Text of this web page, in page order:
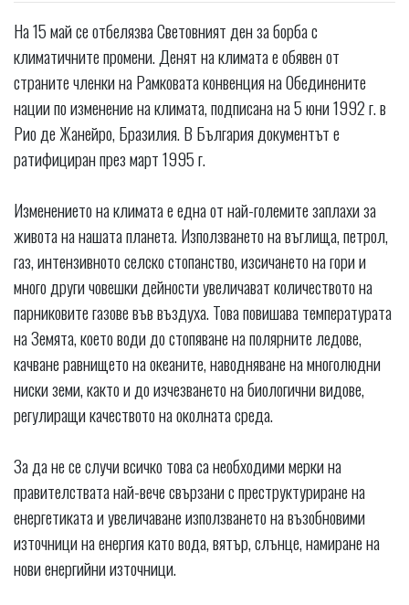
На 15 май се отбелязва Световният ден за борба с
климатичните промени. Денят на климата е обявен от
страните членки на Рамковата конвенция на Обединените
нации по изменение на климата, подписана на 5 юни 1992 г. в
Рио де Жанейро, Бразилия. В България документът е
ратифициран през март 1995 г.
Изменението на климата е една от най-големите заплахи за
живота на нашата планета. Използването на въглища, петрол,
газ, интензивното селско стопанство, изсичането на гори и
много други човешки дейности увеличават количеството на
парниковите газове във въздуха. Това повишава температурата
на Земята, което води до стопяване на полярните ледове,
качване равнището на океаните, наводняване на многолюдни
ниски земи, както и до изчезването на биологични видове,
регулиращи качеството на околната среда.
За да не се случи всичко това са необходими мерки на
правителствата най-вече свързани с преструктуриране на
енергетиката и увеличаване използването на възобновими
източници на енергия като вода, вятър, слънце, намиране на
нови енергийни източници.